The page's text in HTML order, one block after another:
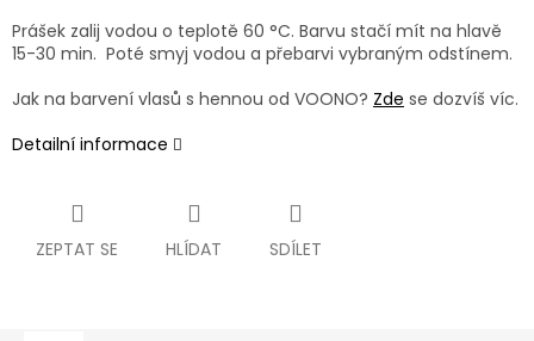
Prášek zalij vodou o teplotě 60 °C. Barvu stačí mít na hlavě
15-30 min. Poté smyj vodou a přebarvi vybraným odstínem.
Jak na barvení vlasů s hennou od VOONO? Zde se dozvíš víc.
Detailní informace
ZEPTAT SE HLÍDAT SDÍLET